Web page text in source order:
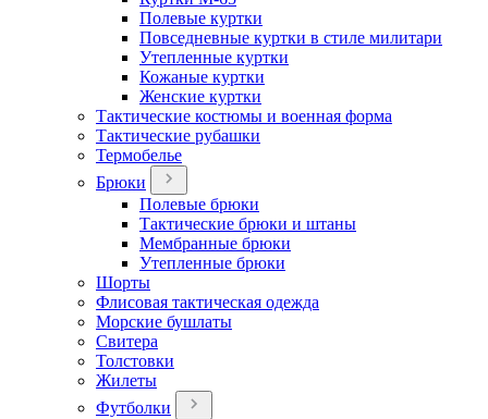
Полевые куртки
Повседневные куртки в стиле милитари
Утепленные куртки
Кожаные куртки
Женские куртки
Тактические костюмы и военная форма
Тактические рубашки
Термобелье
Брюки
Полевые брюки
Тактические брюки и штаны
Мембранные брюки
Утепленные брюки
Шорты
Флисовая тактическая одежда
Морские бушлаты
Свитера
Толстовки
Жилеты
Футболки